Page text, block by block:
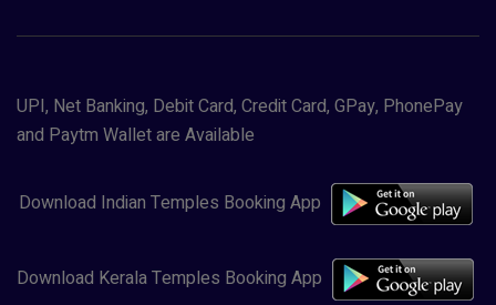
UPI, Net Banking, Debit Card, Credit Card, GPay, PhonePay
and Paytm Wallet are Available
Download Indian Temples Booking App
Download Kerala Temples Booking App